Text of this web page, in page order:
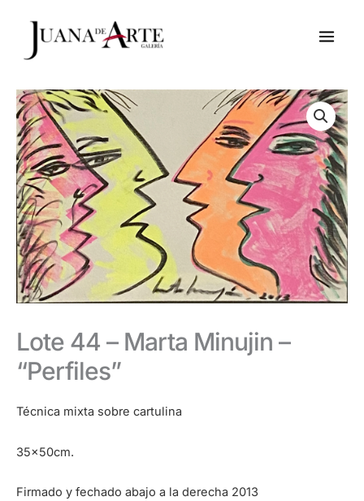
Lote 44 – Marta Minujin –
“Perfiles”
Técnica mixta sobre cartulina
35x50cm.
Firmado y fechado abajo a la derecha 2013